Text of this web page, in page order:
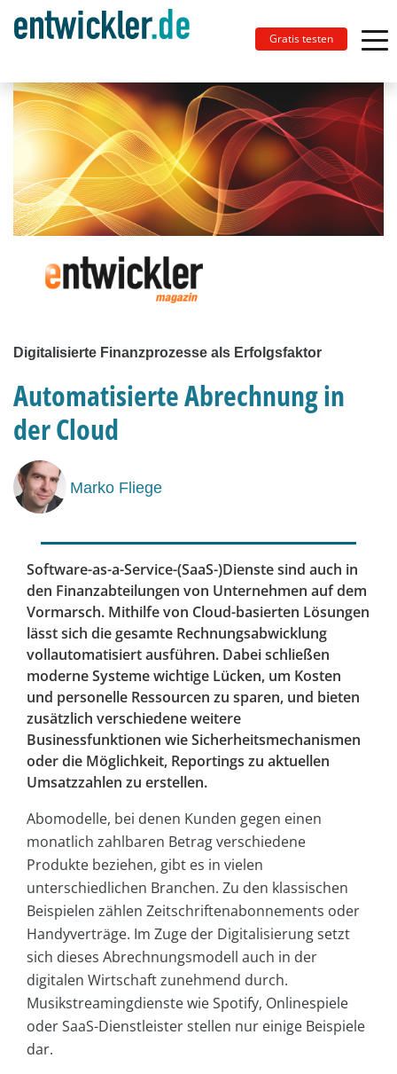
Gratis testen
Digitalisierte Finanzprozesse als Erfolgsfaktor
Automatisierte Abrechnung in
der Cloud
Marko Fliege
Software-as-a-Service-(SaaS-)Dienste sind auch in
den Finanzabteilungen von Unternehmen auf dem
Vormarsch. Mithilfe von Cloud-basierten Lösungen
lässt sich die gesamte Rechnungsabwicklung
vollautomatisiert ausführen. Dabei schließen
moderne Systeme wichtige Lücken, um Kosten
und personelle Ressourcen zu sparen, und bieten
zusätzlich verschiedene weitere
Businessfunktionen wie Sicherheitsmechanismen
oder die Möglichkeit, Reportings zu aktuellen
Umsatzzahlen zu erstellen.
Abomodelle, bei denen Kunden gegen einen
monatlich zahlbaren Betrag verschiedene
Produkte beziehen, gibt es in vielen
unterschiedlichen Branchen. Zu den klassischen
Beispielen zählen Zeitschriftenabonnements oder
Handyverträge. Im Zuge der Digitalisierung setzt
sich dieses Abrechnungsmodell auch in der
digitalen Wirtschaft zunehmend durch.
Musikstreamingdienste wie Spotify, Onlinespiele
oder SaaS-Dienstleister stellen nur einige Beispiele
dar.